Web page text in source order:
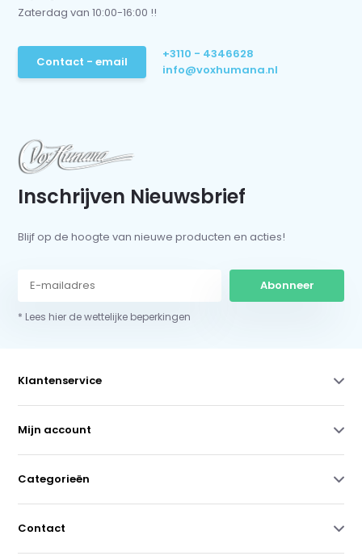
Zaterdag van 10:00-16:00 !!
Contact - email
+3110 - 4346628
info@voxhumana.nl
Inschrijven Nieuwsbrief
Blijf op de hoogte van nieuwe producten en acties!
Abonneer
* Lees hier de wettelijke beperkingen
Klantenservice
Mijn account
Categorieën
Contact